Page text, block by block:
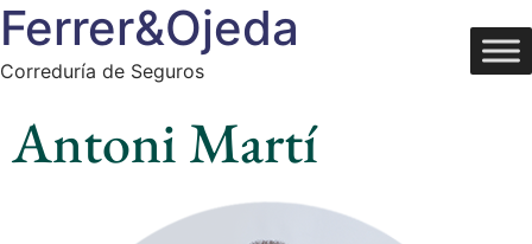
Ferrer&Ojeda
Correduría de Seguros
Antoni Martí